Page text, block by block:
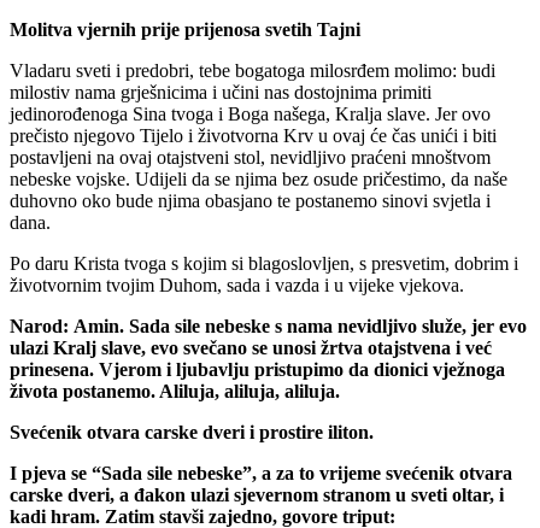
Molitva vjernih prije prijenosa svetih Tajni
Vladaru sveti i predobri, tebe bogatoga milosrđem molimo: budi
milostiv nama grješnicima i učini nas dostojnima primiti
jedinorođenoga Sina tvoga i Boga našega, Kralja slave. Jer ovo
prečisto njegovo Tijelo i životvorna Krv u ovaj će čas unići i biti
postavljeni na ovaj otajstveni stol, nevidljivo praćeni mnoštvom
nebeske vojske. Udijeli da se njima bez osude pričestimo, da naše
duhovno oko bude njima obasjano te postanemo sinovi svjetla i
dana.
Po daru Krista tvoga s kojim si blagoslovljen, s presvetim, dobrim i
životvornim tvojim Duhom, sada i vazda i u vijeke vjekova.
Narod: Amin. Sada sile nebeske s nama nevidljivo služe, jer evo
ulazi Kralj slave, evo svečano se unosi žrtva otajstvena i već
prinesena. Vjerom i ljubavlju pristupimo da dionici vježnoga
života postanemo. Aliluja, aliluja, aliluja.
Svećenik otvara carske dveri i prostire iliton.
I pjeva se “Sada sile nebeske”, a za to vrijeme svećenik otvara
carske dveri, a đakon ulazi sjevernom stranom u sveti oltar, i
kadi hram. Zatim stavši zajedno, govore triput: